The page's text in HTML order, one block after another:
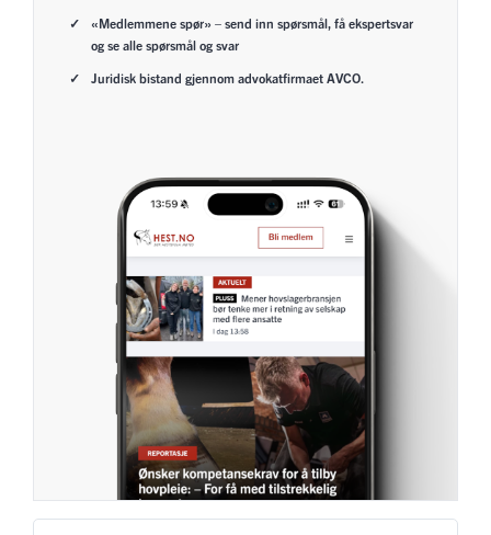
«Medlemmene spør» – send inn spørsmål, få ekspertsvar
og se alle spørsmål og svar
Juridisk bistand gjennom advokatfirmaet AVCO.